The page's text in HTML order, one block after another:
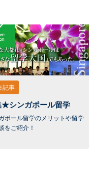
記事
★シンガポール留学
ポール留学のメリットや留学
をご紹介！